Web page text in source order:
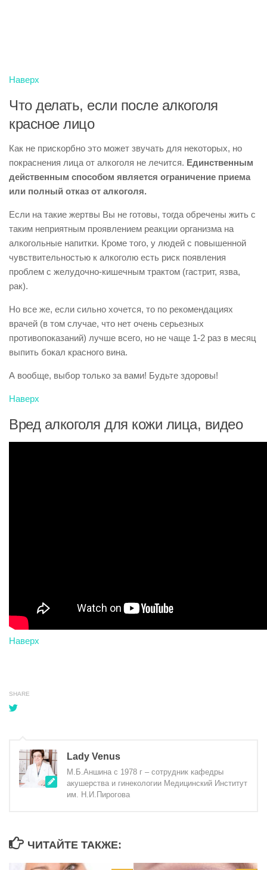
Наверх
Что делать, если после алкоголя
красное лицо
Как не прискорбно это может звучать для некоторых, но
покраснения лица от алкоголя не лечится. Единственным
действенным способом является ограничение приема
или полный отказ от алкоголя.
Если на такие жертвы Вы не готовы, тогда обречены жить с
таким неприятным проявлением реакции организма на
алкогольные напитки. Кроме того, у людей с повышенной
чувствительностью к алкоголю есть риск появления
проблем с желудочно-кишечным трактом (гастрит, язва,
рак).
Но все же, если сильно хочется, то по рекомендациях
врачей (в том случае, что нет очень серьезных
противопоказаний) лучше всего, но не чаще 1-2 раз в месяц
выпить бокал красного вина.
А вообще, выбор только за вами! Будьте здоровы!
Наверх
Вред алкоголя для кожи лица, видео
Наверх
SHARE
Lady Venus
М.Б.Аншина с 1978 г – сотрудник кафедры
акушерства и гинекологии Медицинский Институт
им. Н.И.Пирогова
ЧИТАЙТЕ ТАКЖЕ: